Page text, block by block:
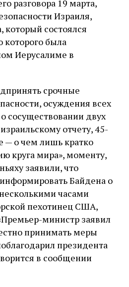
разговора 19 марта,
Израиля,
который состоялся
была
Иерусалиме в
срочные
осуждения всех
сосуществовании двух
отчету, 45-
— о чем лишь кратко
круга мира», моменту,
заявили, что
Байдена о
часами
пехотинец США,
министр заявил
принимать меры
президента
в сообщении